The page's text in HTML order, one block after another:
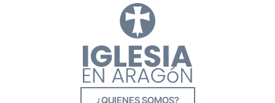
¿QUIENES SOMOS?